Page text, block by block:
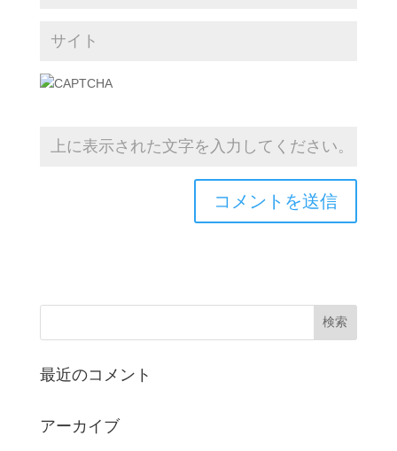
最近のコメント
アーカイブ